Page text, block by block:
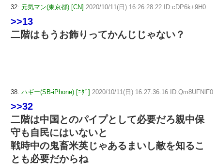
32: 元気マン(東京都) [CN] 2020/10/11(日) 16:26:28.22 ID:cDP6k+9H0
>>13
二階はもうお飾りってかんじじゃない？
38: ハギー(SB-iPhone) [ﾆﾀﾞ] 2020/10/11(日) 16:27:36.16 ID:Qm8UFNlF0
>>32
二階は中国とのパイプとして必要だろ親中保
守も自民にはいないと
戦時中の鬼畜米英じゃあるまいし敵を知るこ
とも必要だからね